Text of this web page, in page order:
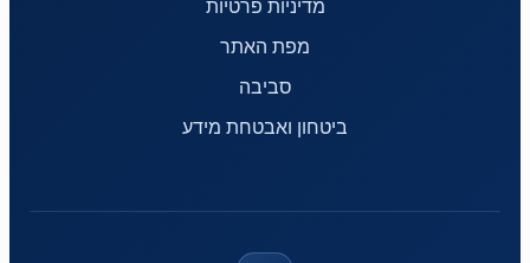
מדיניות פרטיות
מפת האתר
סביבה
ביטחון ואבטחת מידע